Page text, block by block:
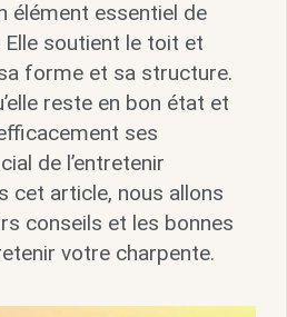
élément essentiel de
soutient le toit et
forme et sa structure.
reste en bon état et
ses
de l’entretenir
cet article, nous allons
conseils et les bonnes
votre charpente.